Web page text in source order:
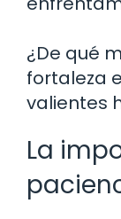
¿De qué
fortaleza
valientes
La